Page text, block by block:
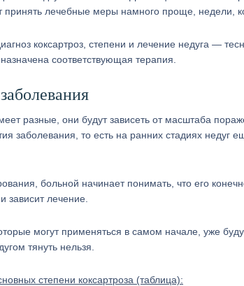
принять лечебные меры намного проще, недели,
коксартроз, степени и лечение недуга —
соответствующая терапия.
разные, они будут зависеть от масштаба
заболевания, то есть на ранних стадиях недуг
больной начинает понимать, что его
зависит лечение.
могут применяться в самом начале, уже
тянуть нельзя.
степени коксартроза (таблица):